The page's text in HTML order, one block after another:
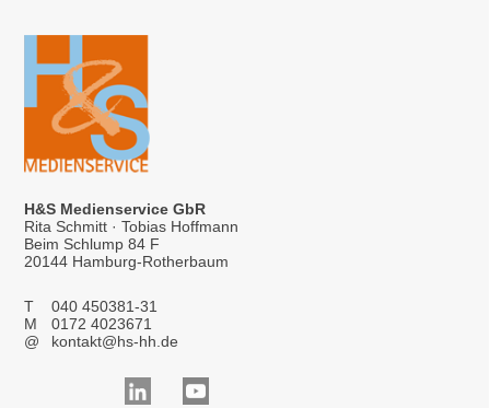
H&S Medienservice GbR
Rita Schmitt · Tobias Hoffmann
Beim Schlump 84 F
20144 Hamburg-Rotherbaum
T
040 450381-31
M
0172 4023671
@
kontakt@hs-hh.de